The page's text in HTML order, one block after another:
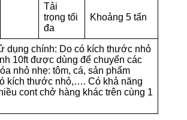
Tải
trọng tối
đa
Khoảng 5 tấn
dụng chính: Do có kích thước nhỏ
10ft được dùng để chuyển các
nhỏ nhẹ: tôm, cá, sản phẩm
kích thước nhỏ,…. Có khả năng
cont chở hàng khác trên cùng 1